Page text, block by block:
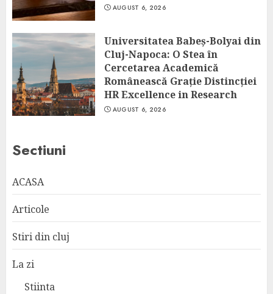
AUGUST 6, 2026
Universitatea Babeș-Bolyai din
Cluj-Napoca: O Stea în
Cercetarea Academică
Românească Grație Distincției
HR Excellence in Research
AUGUST 6, 2026
Sectiuni
ACASA
Articole
Stiri din cluj
La zi
Stiinta